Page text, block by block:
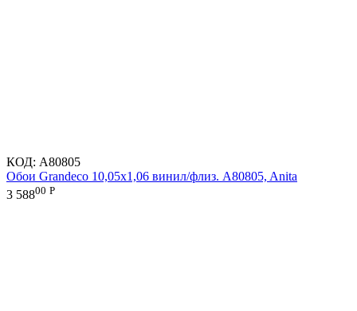
КОД: A80805
Обои Grandeco 10,05х1,06 винил/флиз. A80805, Anita
3 58800 Р